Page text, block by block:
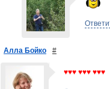
Алла Бойко #
♥♥♥ ♥♥♥ ♥♥♥